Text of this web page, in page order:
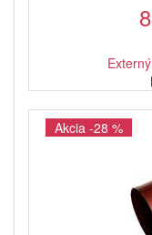
Akcia -28 %